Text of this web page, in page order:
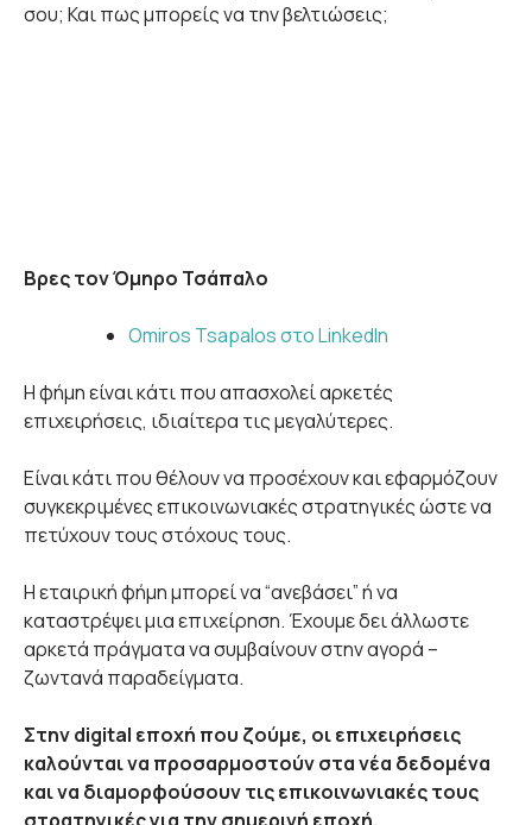
σου; Και πως μπορείς να την βελτιώσεις;
Βρες τον Όμηρο Τσάπαλο
Omiros Tsapalos στο LinkedIn
Η φήμη είναι κάτι που απασχολεί αρκετές
επιχειρήσεις, ιδιαίτερα τις μεγαλύτερες.
Είναι κάτι που θέλουν να προσέχουν και εφαρμόζουν
συγκεκριμένες επικοινωνιακές στρατηγικές ώστε να
πετύχουν τους στόχους τους.
Η εταιρική φήμη μπορεί να “ανεβάσει” ή να
καταστρέψει μια επιχείρηση. Έχουμε δει άλλωστε
αρκετά πράγματα να συμβαίνουν στην αγορά –
ζωντανά παραδείγματα.
Στην digital εποχή που ζούμε, οι επιχειρήσεις
καλούνται να προσαρμοστούν στα νέα δεδομένα
και να διαμορφούσουν τις επικοινωνιακές τους